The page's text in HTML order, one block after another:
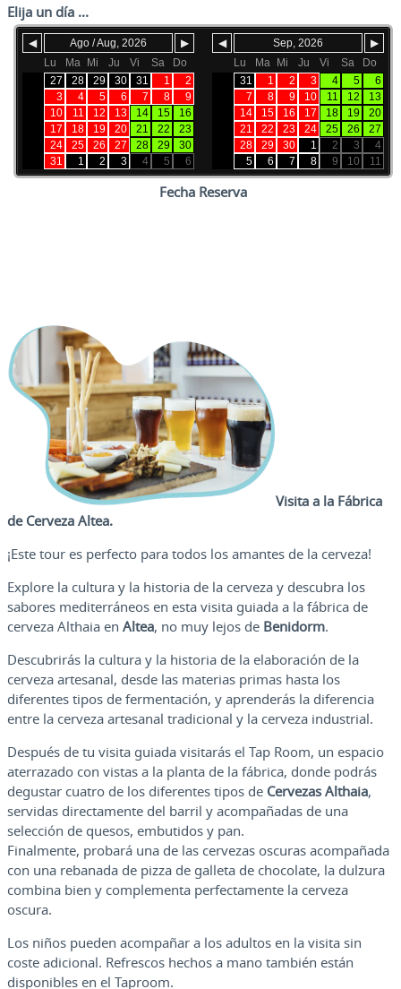
Elija un día ...
◀ Ago / Aug, 2026
▶
Lu
Ma Mi Ju Vi Sa
Do
27 28 29 30 31 1
2
3 4 5 6 7 8
9
10 11 12 13 14 15
16
17 18 19 20 21 22
23
24 25 26 27 28 29
30
31 1 2 3 4 5 6
◀ Sep, 2026
▶
Lu
Ma Mi Ju Vi Sa
Do
31 1 2 3 4 5
6
7 8 9 10 11 12
13
14 15 16 17 18 19
20
21 22 23 24 25 26
27
28 29 30 1 2 3
4
5 6 7 8 9 10 11
Fecha Reserva
Visita a la Fábrica
de Cerveza Altea.
¡Este tour es perfecto para todos los amantes de la cerveza!
Explore la cultura y la historia de la cerveza y descubra los
sabores mediterráneos en esta visita guiada a la fábrica de
cerveza Althaia en Altea, no muy lejos de Benidorm.
Descubrirás la cultura y la historia de la elaboración de la
cerveza artesanal, desde las materias primas hasta los
diferentes tipos de fermentación, y aprenderás la diferencia
entre la cerveza artesanal tradicional y la cerveza industrial.
Después de tu visita guiada visitarás el Tap Room, un espacio
aterrazado con vistas a la planta de la fábrica, donde podrás
degustar cuatro de los diferentes tipos de Cervezas Althaia,
servidas directamente del barril y acompañadas de una
selección de quesos, embutidos y pan.
Finalmente, probará una de las cervezas oscuras acompañada
con una rebanada de pizza de galleta de chocolate, la dulzura
combina bien y complementa perfectamente la cerveza
oscura.
Los niños pueden acompañar a los adultos en la visita sin
coste adicional. Refrescos hechos a mano también están
disponibles en el Taproom.